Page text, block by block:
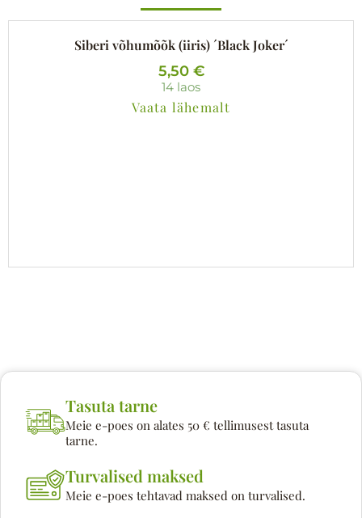
Siberi võhumõõk (iiris) ´Black Joker´
5,50 €
14 laos
Vaata lähemalt
Tasuta tarne
Meie e-poes on alates 50 € tellimusest tasuta
tarne.
Turvalised maksed
Meie e-poes tehtavad maksed on turvalised.